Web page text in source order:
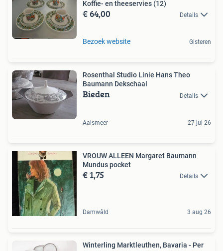
Koffie- en theeservies (12)
€ 64,00 Details
Bezoek website Gisteren
Rosenthal Studio Linie Hans Theo
Baumann Dekschaal
Bieden Details
Aalsmeer 27 jul 26
VROUW ALLEEN Margaret Baumann
Mundus pocket
€ 1,75 Details
Damwâld 3 aug 26
Winterling Marktleuthen, Bavaria - Per